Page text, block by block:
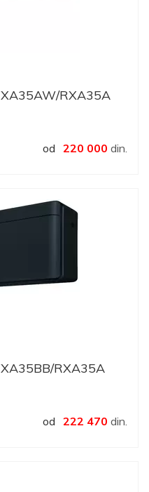
RXA35A
od 220 000 din.
RXA35A
od 222 470 din.